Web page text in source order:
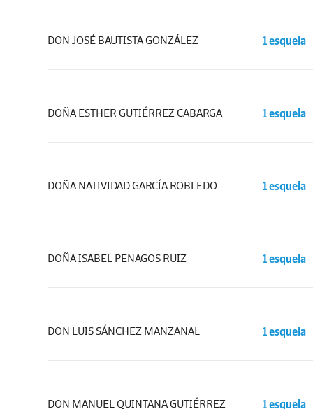
DON JOSÉ BAUTISTA GONZÁLEZ 1 esquela
DOÑA ESTHER GUTIÉRREZ CABARGA 1 esquela
DOÑA NATIVIDAD GARCÍA ROBLEDO 1 esquela
DOÑA ISABEL PENAGOS RUIZ 1 esquela
DON LUIS SÁNCHEZ MANZANAL 1 esquela
DON MANUEL QUINTANA GUTIÉRREZ 1 esquela